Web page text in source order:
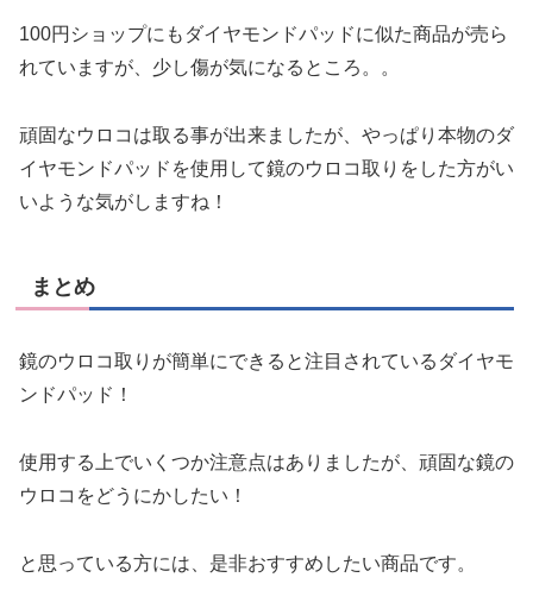
100円ショップにもダイヤモンドパッドに似た商品が売ら
れていますが、少し傷が気になるところ。。
頑固なウロコは取る事が出来ましたが、やっぱり本物のダ
イヤモンドパッドを使用して鏡のウロコ取りをした方がい
いような気がしますね！
まとめ
鏡のウロコ取りが簡単にできると注目されているダイヤモ
ンドパッド！
使用する上でいくつか注意点はありましたが、頑固な鏡の
ウロコをどうにかしたい！
と思っている方には、是非おすすめしたい商品です。